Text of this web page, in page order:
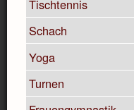
Tischtennis
Schach
Yoga
Turnen